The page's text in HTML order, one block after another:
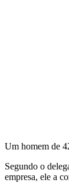
Um homem de
Segundo o
empresa, ele a